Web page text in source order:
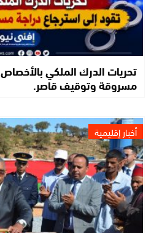
تحريات الدرك الملكي
مسروقة وتوقيف قاصر.
أخبار إقليمية